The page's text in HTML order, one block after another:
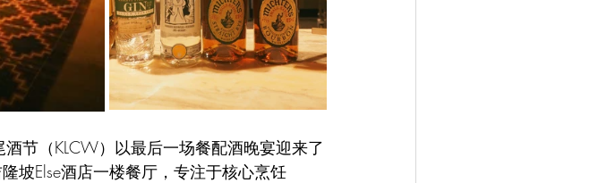
节（KLCW）以最后一场餐配酒晚宴迎来了
坡Else酒店一楼餐厅，专注于核心烹饪